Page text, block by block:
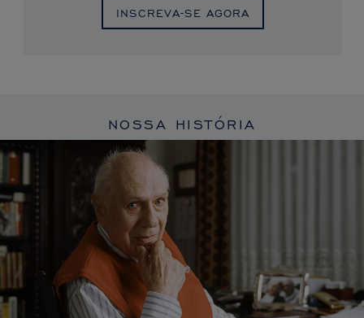
INSCREVA-SE AGORA
NOSSA HISTÓRIA